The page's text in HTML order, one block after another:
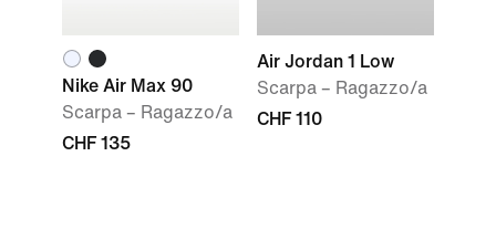
Nike Air Max 90
Scarpa – Ragazzo/a
CHF 135
Air Jordan 1 Low
Scarpa – Ragazzo/a
CHF 110